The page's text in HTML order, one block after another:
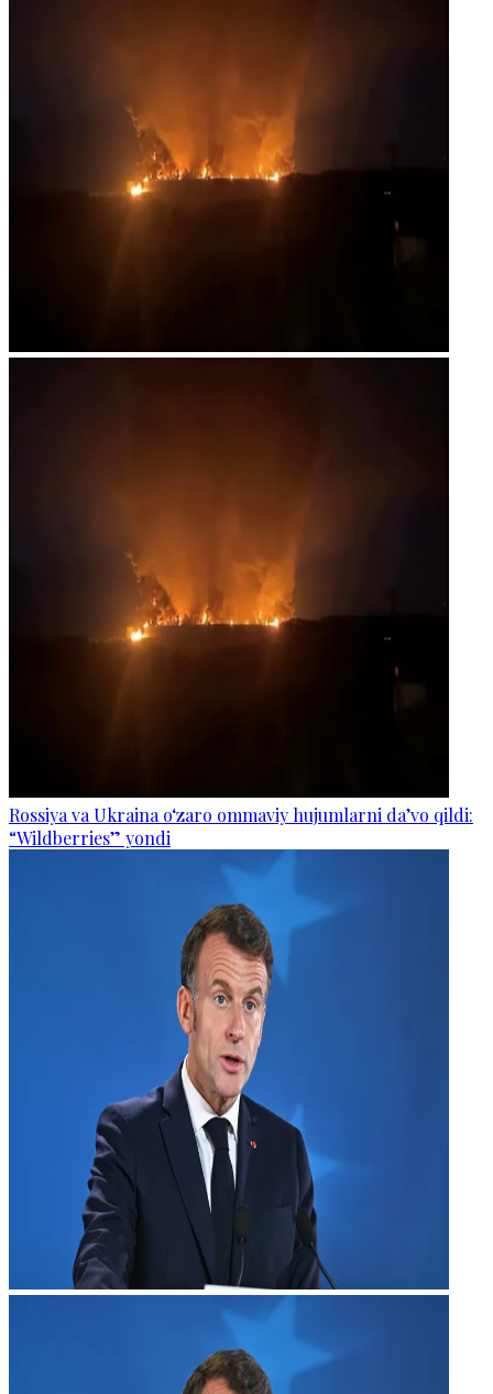
Rossiya va Ukraina o‘zaro ommaviy hujumlarni da’vo qildi:
“Wildberries” yondi